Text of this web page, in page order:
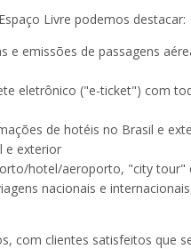
Livre podemos destacar:
e emissões de passagens
eletrônico ("e-ticket") com
de hotéis no Brasil e
e exterior
hotel/aeroporto, "city tour"
nacionais e
com clientes satisfeitos que